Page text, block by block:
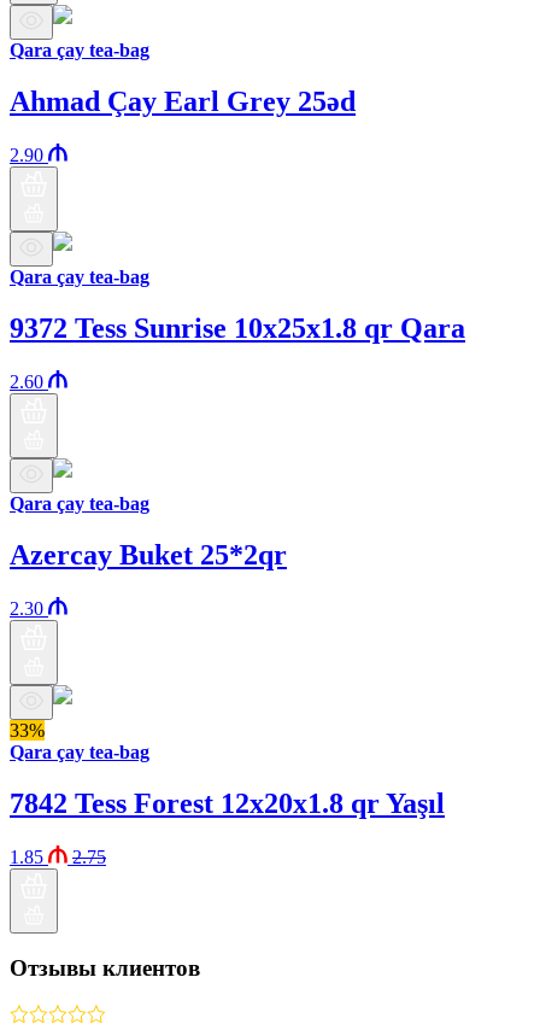
Qara çay tea-bag
Ahmad Çay Earl Grey 25əd
2.90
Qara çay tea-bag
9372 Tess Sunrise 10x25x1.8 qr Qara
2.60
Qara çay tea-bag
Azercay Buket 25*2qr
2.30
33%
Qara çay tea-bag
7842 Tess Forest 12x20x1.8 qr Yaşıl
1.85 2.75
Отзывы клиентов